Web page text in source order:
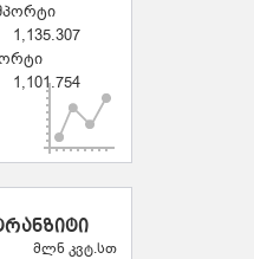
1,135.307
1,101.754
მლნ კვტ.სთ